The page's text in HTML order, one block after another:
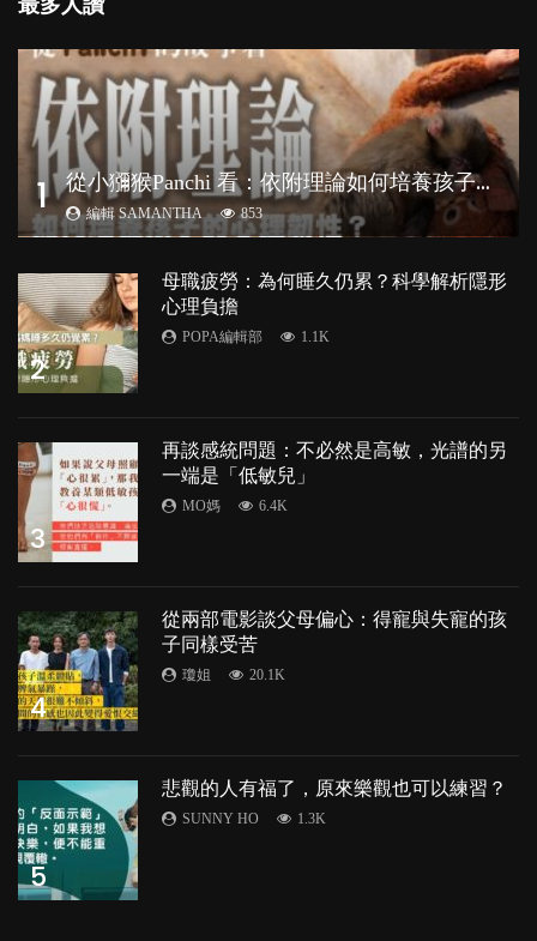
最多人讚
1 從
小獼猴Panchi 看：依附理論如何培養孩子心理韌性？
編輯 SAMANTHA 853
2
母職疲勞：為何睡久仍累？科學解析隱形
心理負擔
POPA編輯部 1.1K
3
再談感統問題：不必然是高敏，光譜的另
一端是「低敏兒」
MO媽 6.4K
4
從兩部電影談父母偏心：得寵與失寵的孩
子同樣受苦
瓊姐 20.1K
5
悲觀的人有福了，原來樂觀也可以練習？
SUNNY HO 1.3K